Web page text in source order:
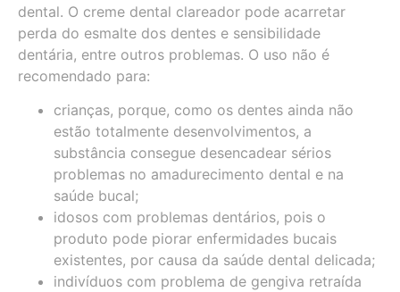
dental. O creme dental clareador pode acarretar
perda do esmalte dos dentes e sensibilidade
dentária, entre outros problemas. O uso não é
recomendado para:
crianças, porque, como os dentes ainda não
estão totalmente desenvolvimentos, a
substância consegue desencadear sérios
problemas no amadurecimento dental e na
saúde bucal;
idosos com problemas dentários, pois o
produto pode piorar enfermidades bucais
existentes, por causa da saúde dental delicada;
indivíduos com problema de gengiva retraída